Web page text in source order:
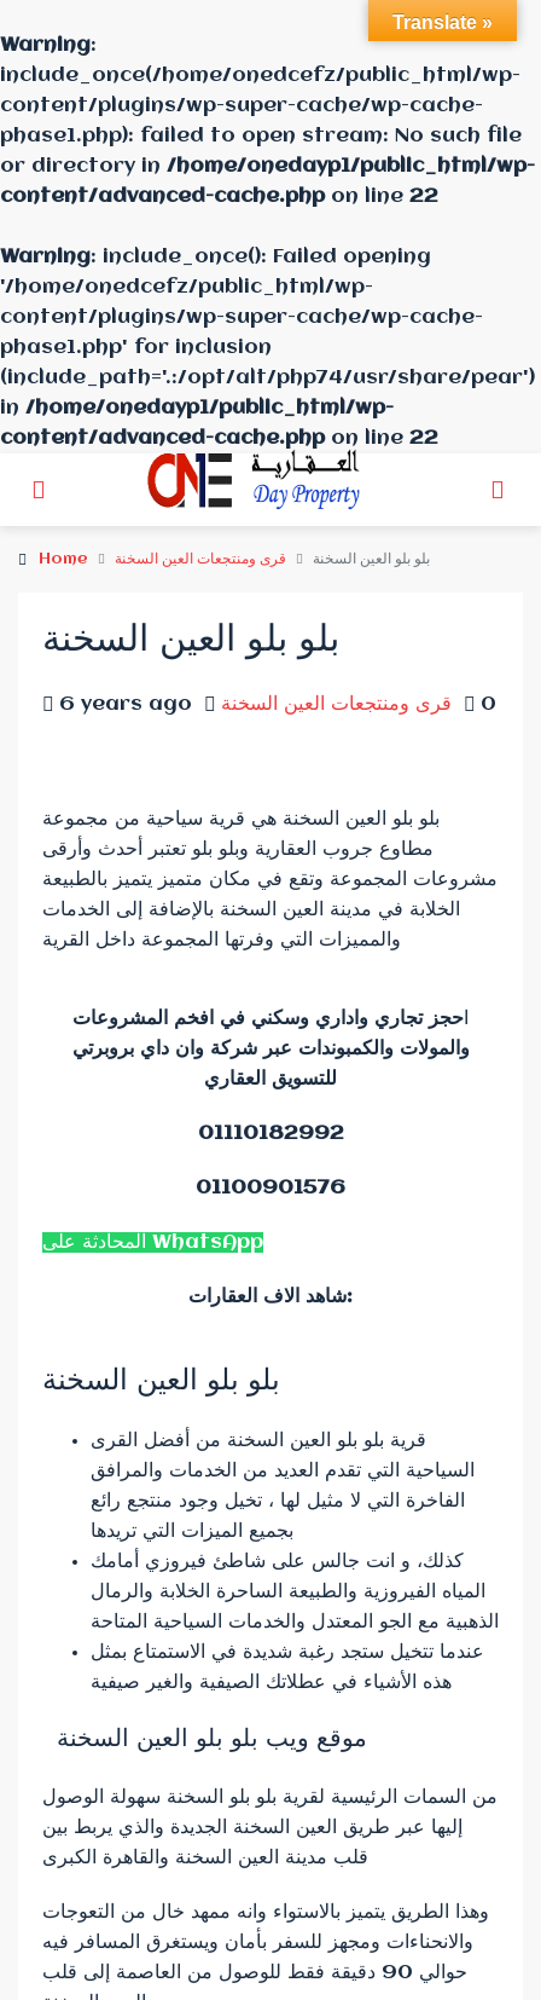
Warning:
include_once(/home/onedcefz/public_html/wp-
content/plugins/wp-super-cache/wp-cache-
phase1.php): failed to open stream: No such file
or directory in /home/onedayp1/public_html/wp-
content/advanced-cache.phpon line 22
Warning: include_once(): Failed opening
'/home/onedcefz/public_html/wp-
content/plugins/wp-super-cache/wp-cache-
phase1.php' for inclusion
(include_path='.:/opt/alt/php74/usr/share/pear')
in /home/onedayp1/public_html/wp-
content/advanced-cache.phpon line 22
Home قرى ومنتجعات العين السخنة بلو بلو العين السخنة
بلو بلو العين السخنة
6 years ago قرى ومنتجعات العين السخنة 0
بلو بلو العين السخنة هي قرية سياحية من مجموعة
مطاوع جروب العقارية وبلو بلو تعتبر أحدث وأرقى
مشروعات المجموعة وتقع في مكان متميز يتميز بالطبيعة
الخلابة في مدينة العين السخنة بالإضافة إلى الخدمات
والمميزات التي وفرتها المجموعة داخل القرية
حجز تجاري واداري وسكني في افخم المشروعات
والمولات والكمبوندات عبر شركة وان داي بروبرتي
للتسويق العقاري
01110182992
01100901576
المحادثة على WhatsApp
شاهد الاف العقارات:
بلو بلو العين السخنة
قرية بلو بلو العين السخنة من أفضل القرى
السياحية التي تقدم العديد من الخدمات والمرافق
الفاخرة التي لا مثيل لها ، تخيل وجود منتجع رائع
كذلك، و انت جالس على شاطئ فيروزي أمامك
المياه الفيروزية والطبيعة الساحرة الخلابة والرمال
الذهبية مع الجو المعتدل والخدمات السياحية المتاحة
عندما تتخيل ستجد رغبة شديدة في الاستمتاع بمثل
موقع ويب بلو بلو العين السخنة
من السمات الرئيسية لقرية بلو بلو السخنة سهولة الوصول
إليها عبر طريق العين السخنة الجديدة والذي يربط بين
قلب مدينة العين السخنة والقاهرة الكبرى
وهذا الطريق يتميز بالاستواء وانه ممهد خال من التعوجات
والانحناءات ومجهز للسفر بأمان ويستغرق المسافر فيه
حوالي 90 دقيقة فقط للوصول من العاصمة إلى قلب
Translate »